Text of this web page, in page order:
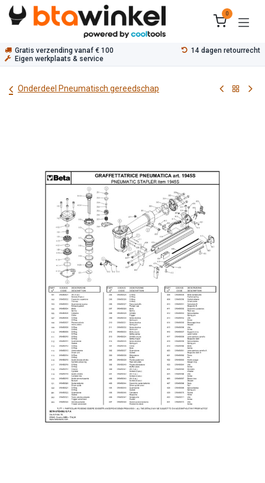
Overslaan naar inhoud
0
Gratis verzending vanaf € 100
14 dagen retourrecht
Eigen werkplaats & service
Onderdeel Pneumatisch gereedschap